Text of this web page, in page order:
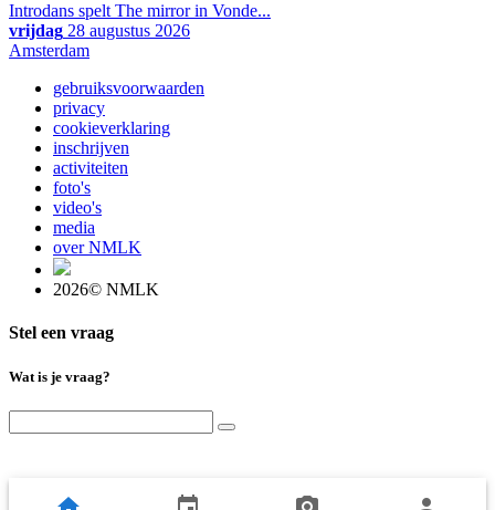
Introdans spelt The mirror in Vonde...
vrijdag 28 augustus 2026
Amsterdam
gebruiksvoorwaarden
privacy
cookieverklaring
inschrijven
activiteiten
foto's
video's
media
over NMLK
2026© NMLK
Stel een vraag
Wat is je vraag?